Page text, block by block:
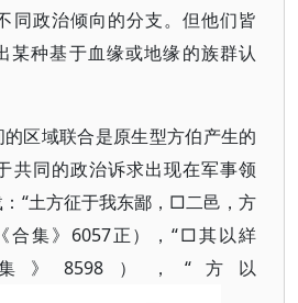
同政治倾向的分支。但他们皆
某种基于血缘或地缘的族群认
区域联合是原生型方伯产生的
共同的政治诉求出现在军事领
“土方征于我东鄙，□二邑，方
合集》6057正），“□其以絴
》8598），“方以